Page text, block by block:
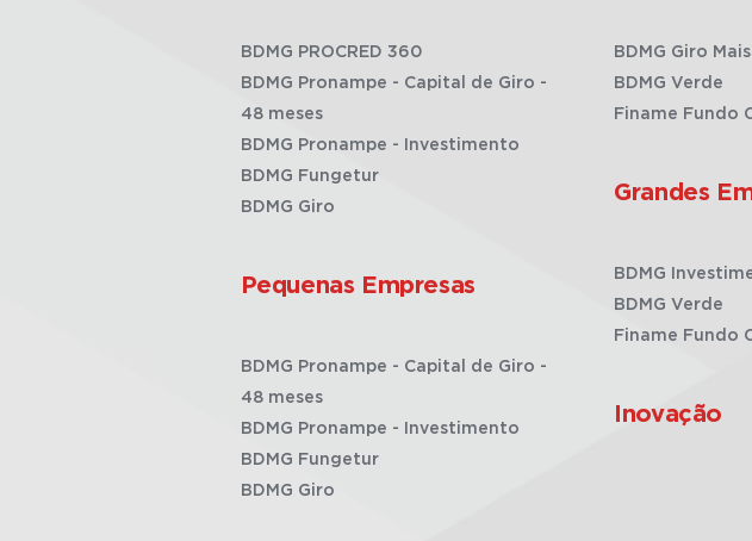
BDMG PROCRED 360
BDMG Pronampe - Capital de Giro -
48 meses
BDMG Pronampe - Investimento
BDMG Fungetur
BDMG Giro
Pequenas Empresas
BDMG Pronampe - Capital de Giro -
48 meses
BDMG Pronampe - Investimento
BDMG Fungetur
BDMG Giro
BDMG Giro Mais
BDMG Verde
Finame Fundo
Grandes
BDMG
BDMG Verde
Finame Fundo
Inovação